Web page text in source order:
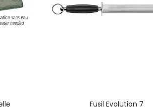
Fusil Evolution 7